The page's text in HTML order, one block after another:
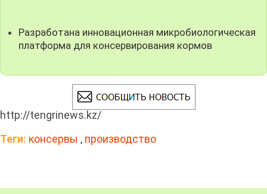
Разработана инновационная микробиологическая
платформа для консервирования кормов
http://tengrinews.kz/
Теги: консервы , производство